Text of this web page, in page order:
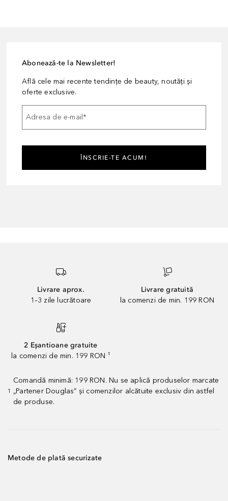
Abonează-te la Newsletter!
Află cele mai recente tendințe de beauty, noutăți și
oferte exclusive.
Adresa de e-mail*
ÎNSCRIE-TE ACUM!
Livrare aprox.
1–3 zile lucrătoare
Livrare gratuită
la comenzi de min. 199 RON
2 Eșantioane gratuite
la comenzi de min. 199 RON ¹
1
Comandă minimă: 199 RON. Nu se aplică produselor marcate
„Partener Douglas” și comenzilor alcătuite exclusiv din astfel
de produse.
Metode de plată securizate